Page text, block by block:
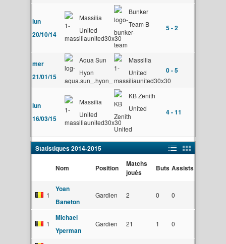
lun
20/10/14
Massilia
United
Bunker
Team B
5 - 2
mer
21/01/15
Aqua Sun
Hyon
Massilia
United
0 - 5
lun
16/03/15
Massilia
United
KB Zenith
United
4 - 11
Statistiques 2014-2015
Nom Position
Matchs
joués
Buts Assists
1
Yoan
Baneton
Gardien 2 0 0
1
Michael
Yperman
Gardien 21 1 0